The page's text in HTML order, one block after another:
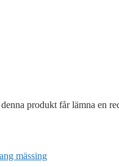
produkt får lämna en